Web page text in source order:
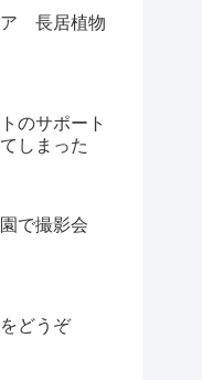
ア 長居植物
のサポート
しまった
で撮影会
どうぞ